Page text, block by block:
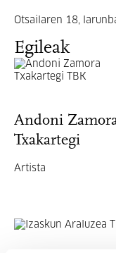
Otsailaren 18,
Egileak
Andoni
Txakartegi
Artista